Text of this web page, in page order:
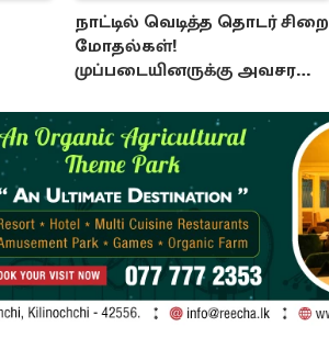
நாட்டில் வெடித்த தொடர் சிறை
மோதல்கள்!
முப்படையினருக்கு அவசர